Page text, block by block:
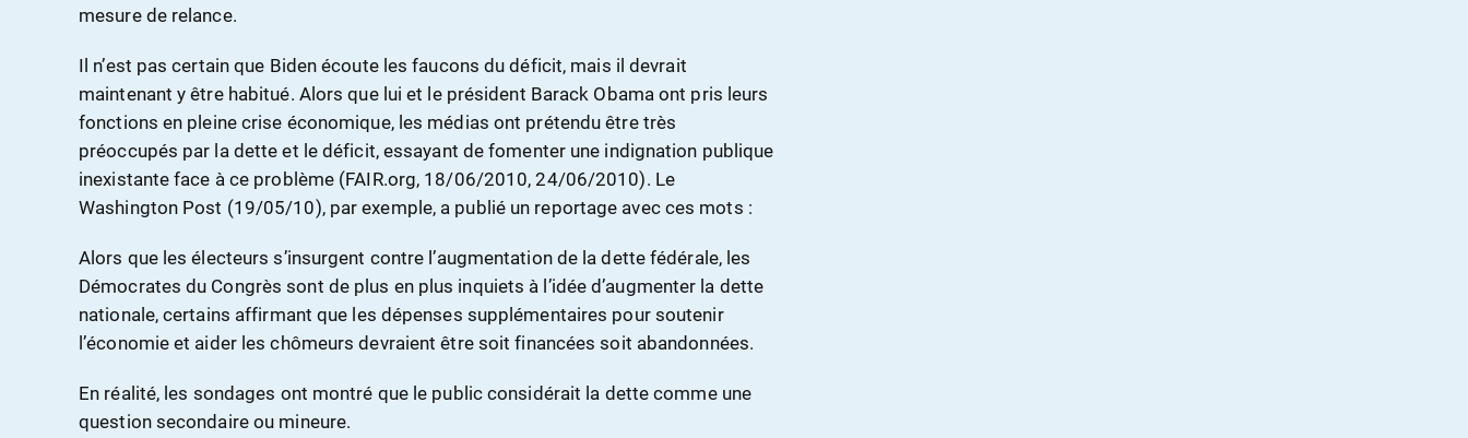
mesure de relance.
Il n’est pas certain que Biden écoute les faucons du déficit, mais il devrait
maintenant y être habitué. Alors que lui et le président Barack Obama ont pris leurs
fonctions en pleine crise économique, les médias ont prétendu être très
préoccupés par la dette et le déficit, essayant de fomenter une indignation publique
inexistante face à ce problème (FAIR.org, 18/06/2010, 24/06/2010). Le
Washington Post (19/05/10), par exemple, a publié un reportage avec ces mots :
Alors que les électeurs s’insurgent contre l’augmentation de la dette fédérale, les
Démocrates du Congrès sont de plus en plus inquiets à l’idée d’augmenter la dette
nationale, certains affirmant que les dépenses supplémentaires pour soutenir
l’économie et aider les chômeurs devraient être soit financées soit abandonnées.
En réalité, les sondages ont montré que le public considérait la dette comme une
question secondaire ou mineure.